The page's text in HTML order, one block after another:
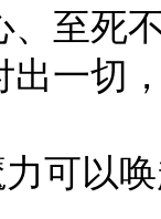
、至死
一切
可以